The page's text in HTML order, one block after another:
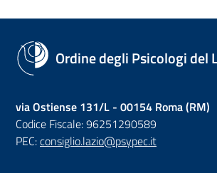
Ordine degli Psicologi del
via Ostiense 131/L - 00154 Roma (RM)
Codice Fiscale: 96251290589
PEC:consiglio.lazio@psypec.it